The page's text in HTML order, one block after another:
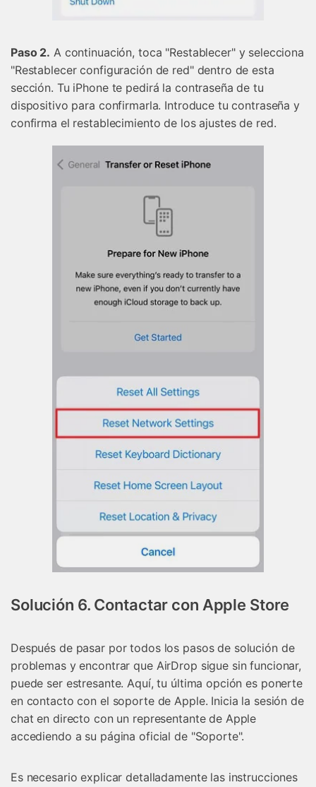
Paso 2. A continuación, toca "Restablecer" y selecciona
"Restablecer configuración de red" dentro de esta
sección. Tu iPhone te pedirá la contraseña de tu
dispositivo para confirmarla. Introduce tu contraseña y
confirma el restablecimiento de los ajustes de red.
Solución 6. Contactar con Apple Store
Después de pasar por todos los pasos de solución de
problemas y encontrar que AirDrop sigue sin funcionar,
puede ser estresante. Aquí, tu última opción es ponerte
en contacto con el soporte de Apple. Inicia la sesión de
chat en directo con un representante de Apple
accediendo a su página oficial de "Soporte".
Es necesario explicar detalladamente las instrucciones